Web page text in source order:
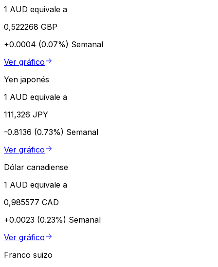
1 AUD equivale a
0,522268 GBP
+0.0004 (0.07%) Semanal
Ver gráfico
Yen japonés
1 AUD equivale a
111,326 JPY
-0.8136 (0.73%) Semanal
Ver gráfico
Dólar canadiense
1 AUD equivale a
0,985577 CAD
+0.0023 (0.23%) Semanal
Ver gráfico
Franco suizo